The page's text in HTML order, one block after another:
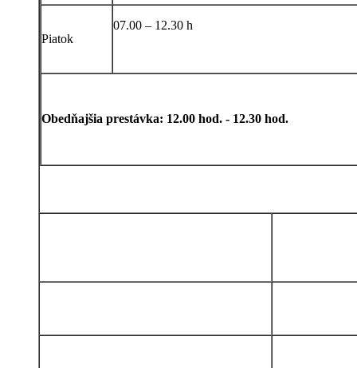
Piatok
07.00 – 12.30 h
Obedňajšia prestávka: 12.00 hod. - 12.30 hod.